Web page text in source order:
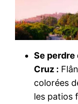
Se perdre
Cruz :
colorées
les patios